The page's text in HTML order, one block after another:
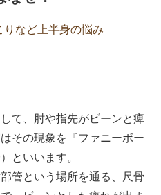
りなど上半身の悩み
て、肘や指先がビーンと痺
その現象を『ファニーボー
といいます。
管という場所を通る、尺骨